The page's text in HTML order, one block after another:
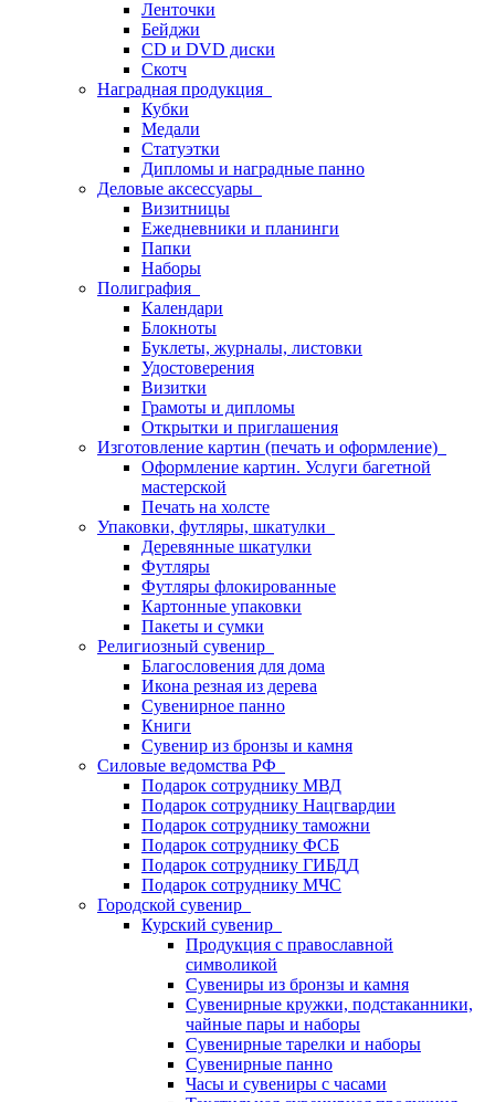
Ленточки
Бейджи
CD и DVD диски
Скотч
Наградная продукция
Кубки
Медали
Статуэтки
Дипломы и наградные панно
Деловые аксессуары
Визитницы
Ежедневники и планинги
Папки
Наборы
Полиграфия
Календари
Блокноты
Буклеты, журналы, листовки
Удостоверения
Визитки
Грамоты и дипломы
Открытки и приглашения
Изготовление картин (печать и оформление)
Оформление картин. Услуги багетной
мастерской
Печать на холсте
Упаковки, футляры, шкатулки
Деревянные шкатулки
Футляры
Футляры флокированные
Картонные упаковки
Пакеты и сумки
Религиозный сувенир
Благословения для дома
Икона резная из дерева
Сувенирное панно
Книги
Сувенир из бронзы и камня
Силовые ведомства РФ
Подарок сотруднику МВД
Подарок сотруднику Нацгвардии
Подарок сотруднику таможни
Подарок сотруднику ФСБ
Подарок сотруднику ГИБДД
Подарок сотруднику МЧС
Городской сувенир
Курский сувенир
Продукция с православной
символикой
Сувениры из бронзы и камня
Сувенирные кружки, подстаканники,
чайные пары и наборы
Сувенирные тарелки и наборы
Сувенирные панно
Часы и сувениры с часами